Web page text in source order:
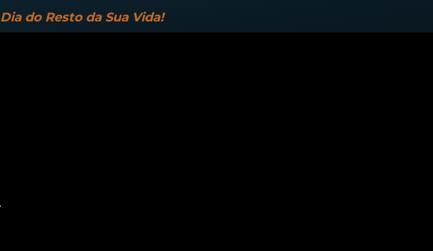
do Resto da Sua Vida!